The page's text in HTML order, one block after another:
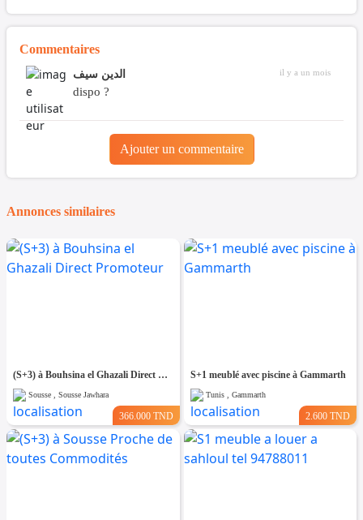
Commentaires
الدين سيف il y a un mois
dispo ?
Ajouter un commentaire
Annonces similaires
(S+3) à Bouhsina el Ghazali Direct Promoteur
Sousse , Sousse Jawhara
366.000 TND
S+1 meublé avec piscine à Gammarth
Tunis , Gammarth
2.600 TND